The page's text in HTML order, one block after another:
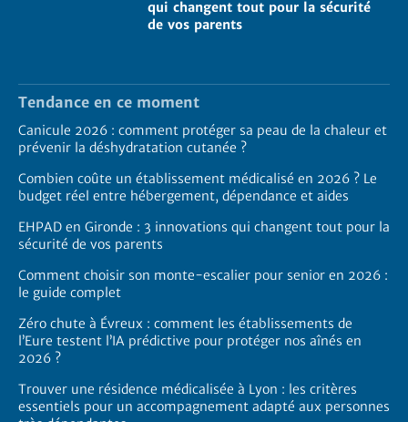
qui changent tout pour la sécurité
de vos parents
Tendance en ce moment
Canicule 2026 : comment protéger sa peau de la chaleur et
prévenir la déshydratation cutanée ?
Combien coûte un établissement médicalisé en 2026 ? Le
budget réel entre hébergement, dépendance et aides
EHPAD en Gironde : 3 innovations qui changent tout pour la
sécurité de vos parents
Comment choisir son monte-escalier pour senior en 2026 :
le guide complet
Zéro chute à Évreux : comment les établissements de
l’Eure testent l’IA prédictive pour protéger nos aînés en
2026 ?
Trouver une résidence médicalisée à Lyon : les critères
essentiels pour un accompagnement adapté aux personnes